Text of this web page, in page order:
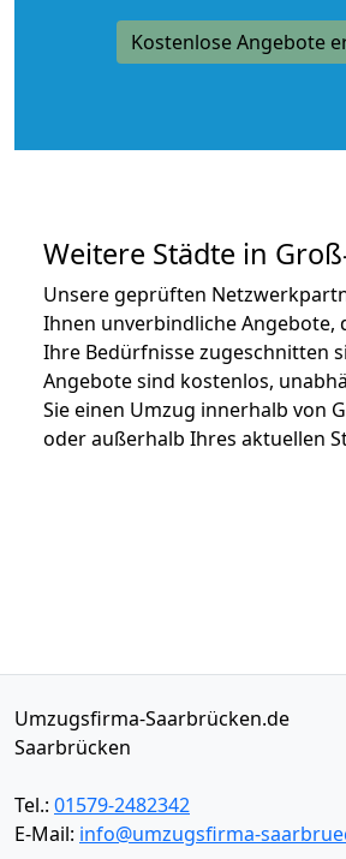
Kostenlose Angebote
Weitere Städte in
Unsere geprüften
Ihnen unverbindliche Angebote,
Ihre Bedürfnisse zugeschnitten
Angebote sind kostenlos,
Sie einen Umzug innerhalb von
oder außerhalb Ihres aktuellen
Umzugsfirma-Saarbrücken.de
Saarbrücken
Tel.: 01579-2482342
E-Mail: info@umzugsfirma-